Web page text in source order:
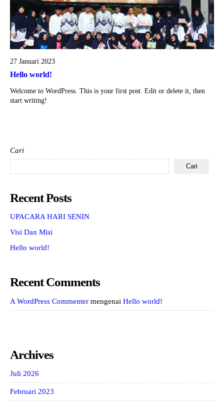
27 Januari 2023
Hello world!
Welcome to WordPress. This is your first post. Edit or delete it, then
start writing!
Cari
Cari
Recent Posts
UPACARA HARI SENIN
Visi Dan Misi
Hello world!
Recent Comments
A WordPress Commenter mengenai Hello world!
Archives
Juli 2026
Februari 2023